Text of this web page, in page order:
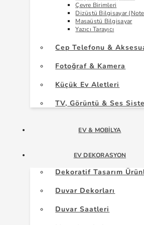
Çevre Birimleri
Dizüstü Bilgisayar
Masaüstü Bilgisayar
Yazıcı Tarayıcı
Cep Telefonu &
Fotoğraf & Kamera
Küçük Ev Aletleri
TV, Görüntü & Ses
EV & MOBILYA
EV DEKORASYON
Dekoratif Tasarım
Duvar Dekorları
Duvar Saatleri